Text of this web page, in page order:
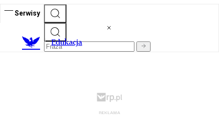
Serwisy
Edukacja